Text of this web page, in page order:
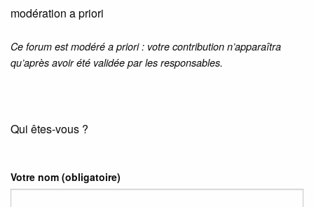
modération a priori
Ce forum est modéré a priori : votre contribution n’apparaîtra
qu’après avoir été validée par les responsables.
Qui êtes-vous ?
Votre nom (obligatoire)